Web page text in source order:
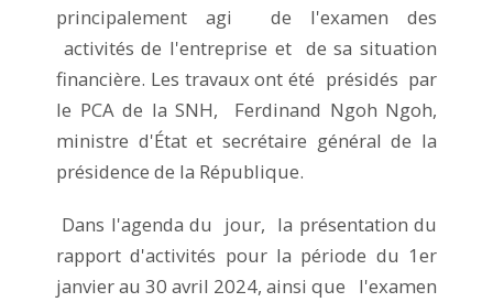
principalement agi de l'examen des
activités de l'entreprise et de sa situation
financière. Les travaux ont été présidés par
le PCA de la SNH, Ferdinand Ngoh Ngoh,
ministre d'État et secrétaire général de la
présidence de la République.
Dans l'agenda du jour, la présentation du
rapport d'activités pour la période du 1er
janvier au 30 avril 2024, ainsi que l'examen